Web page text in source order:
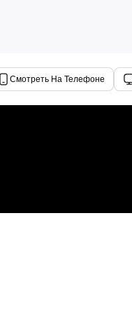
Смотреть На Телефоне